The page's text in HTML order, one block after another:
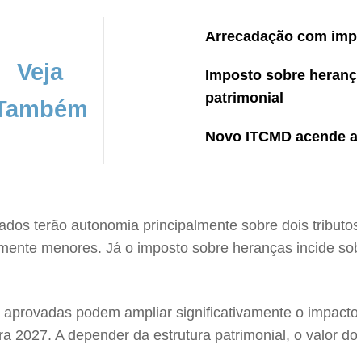
Veja
Arrecadação com
Imposto sobre
patrimonial
Novo ITCMD acende
terão autonomia principalmente sobre dois
menores. Já o imposto sobre heranças incide
podem ampliar significativamente o
2027. A depender da estrutura patrimonial, o valor